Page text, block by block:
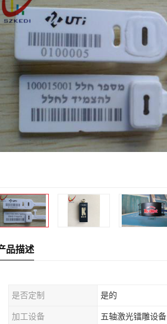
品描述
是否定制 是的
加工设备 五轴激光镭雕设备